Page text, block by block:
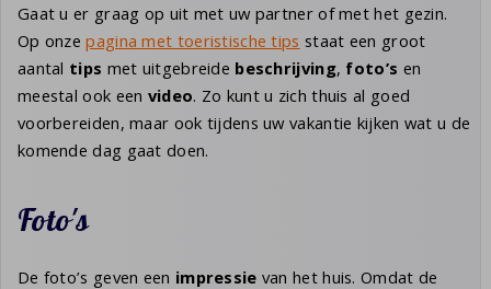
Gaat u er graag op uit met uw partner of met het gezin.
Op onzepagina met toeristische tips staat een groot
aantal tips met uitgebreide beschrijving, foto’s en
meestal ook een video. Zo kunt u zich thuis al goed
voorbereiden, maar ook tijdens uw vakantie kijken wat u de
komende dag gaat doen.
Foto's
De foto’s geven een impressie van het huis. Omdat de